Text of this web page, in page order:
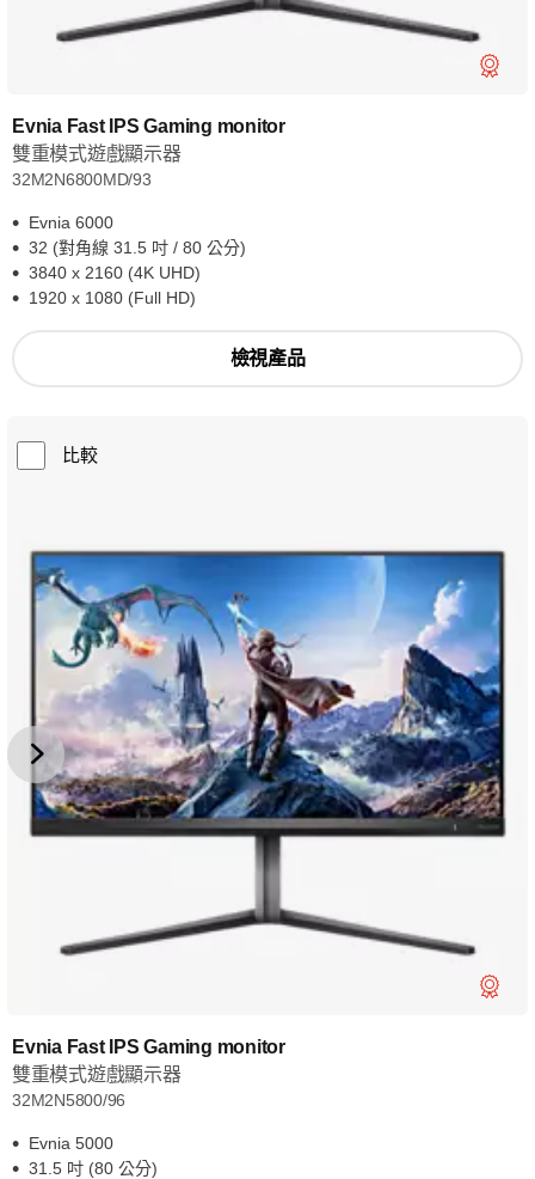
Evnia Fast IPS Gaming monitor
雙重模式遊戲顯示器
32M2N6800MD/93
Evnia 6000
32 (對角線 31.5 吋 / 80 公分)
3840 x 2160 (4K UHD)
1920 x 1080 (Full HD)
檢視產品
比較
Evnia Fast IPS Gaming monitor
雙重模式遊戲顯示器
32M2N5800/96
Evnia 5000
31.5 吋 (80 公分)